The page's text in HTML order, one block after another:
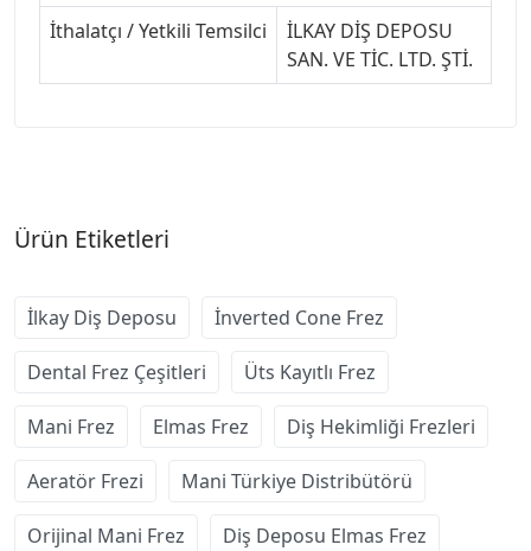
İthalatçı / Yetkili Temsilci
İLKAY DİŞ DEPOSU
SAN. VE TİC. LTD. ŞTİ.
Ürün Etiketleri
İlkay Diş Deposu İnverted Cone Frez
Dental Frez Çeşitleri Üts Kayıtlı Frez
Mani Frez Elmas Frez Diş Hekimliği Frezleri
Aeratör Frezi Mani Türkiye Distribütörü
Orijinal Mani Frez Diş Deposu Elmas Frez